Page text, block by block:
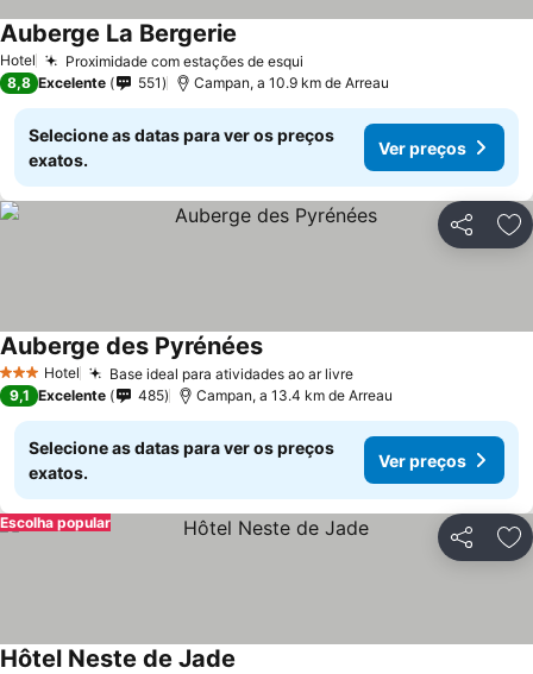
Hotel Proximidade com estações de esqui
Auberge La Bergerie
8,8 Excelente 551 Campan, a 10.9 km de Arreau
Selecione as datas para ver os preços
exatos.
Ver preços
Partilhar
3 EstrelasHotel Base ideal para atividades ao ar livre
Auberge des Pyrénées
9,1 Excelente 485 Campan, a 13.4 km de Arreau
Selecione as datas para ver os preços
exatos.
Ver preços
Partilhar
Escolha popular
Hôtel Neste de Jade